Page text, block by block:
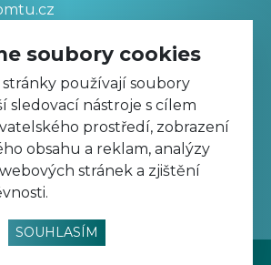
přístupnosti stránek
Facebooku
soubory cookies
používají soubory
sledovací nástroje s cílem
prostředí, zobrazení
obsahu a reklam, analýzy
stránek a zjištění
SOUHLASÍM